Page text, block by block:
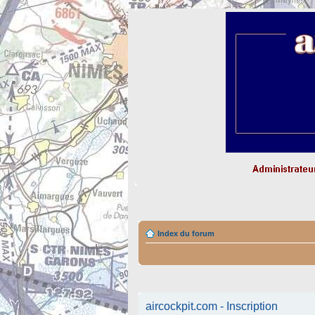
Index du forum
aircockpit.com - Inscription